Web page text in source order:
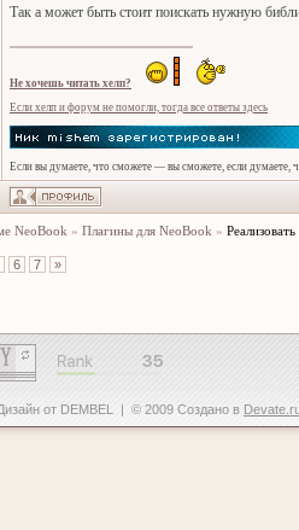
Так а может быть стоит поискать нужную
Не хочешь читать хелп?
Если хелп и форум не помогли, тогда все ответы здесь
Если вы думаете, что сможете — вы сможете, если думаете,
NeoBook » Плагины для NeoBook »
6 7 »
от DEMBEL | © 2009 Создано в